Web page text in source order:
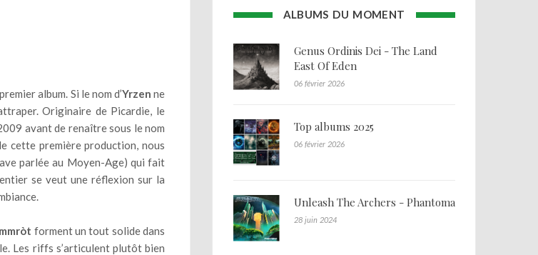
album. Si le nom d’Yrzen ne
Originaire de Picardie, le
avant de renaître sous le nom
cette première production, nous
parlée au Moyen-Age) qui fait
se veut une réflexion sur la
forment un tout solide dans
Les riffs s’articulent plutôt bien
ALBUMS DU MOMENT
Genus Ordinis Dei - The Land
East Of Eden
06 février 2026
Top albums 2025
06 février 2026
Unleash The Archers - Phantoma
28 juin 2024